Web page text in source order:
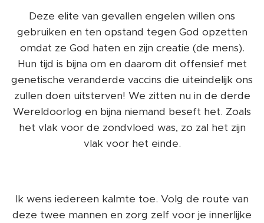
Deze elite van gevallen engelen willen ons
gebruiken en ten opstand tegen God opzetten
omdat ze God haten en zijn creatie (de mens).
Hun tijd is bijna om en daarom dit offensief met
genetische veranderde vaccins die uiteindelijk ons
zullen doen uitsterven! We zitten nu in de derde
Wereldoorlog en bijna niemand beseft het. Zoals
het vlak voor de zondvloed was, zo zal het zijn
vlak voor het einde.
Ik wens iedereen kalmte toe. Volg de route van
deze twee mannen en zorg zelf voor je innerlijke